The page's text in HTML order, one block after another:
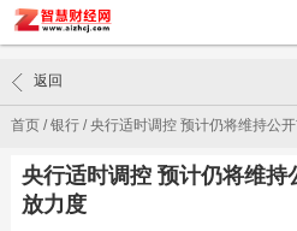
首页/银行/央行适时调控 预计仍将维持公
返回
央行适时调控 预计仍将维持
放力度